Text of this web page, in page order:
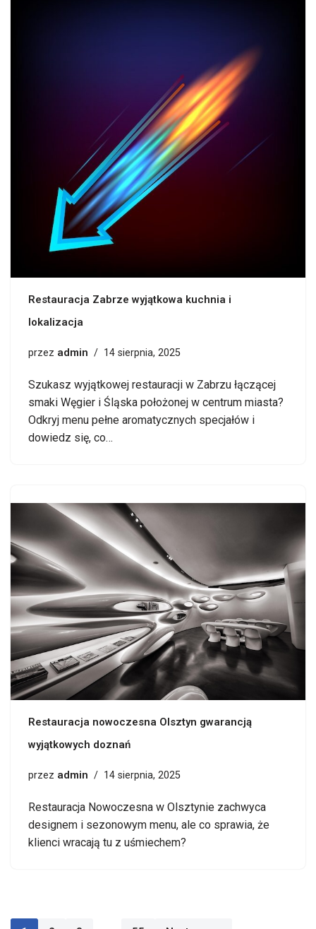
Restauracja Zabrze wyjątkowa kuchnia i
lokalizacja
przez admin 14 sierpnia, 2025
Szukasz wyjątkowej restauracji w Zabrzu łączącej
smaki Węgier i Śląska położonej w centrum miasta?
Odkryj menu pełne aromatycznych specjałów i
dowiedz się, co…
Restauracja nowoczesna Olsztyn gwarancją
wyjątkowych doznań
przez admin 14 sierpnia, 2025
Restauracja Nowoczesna w Olsztynie zachwyca
designem i sezonowym menu, ale co sprawia, że
klienci wracają tu z uśmiechem?